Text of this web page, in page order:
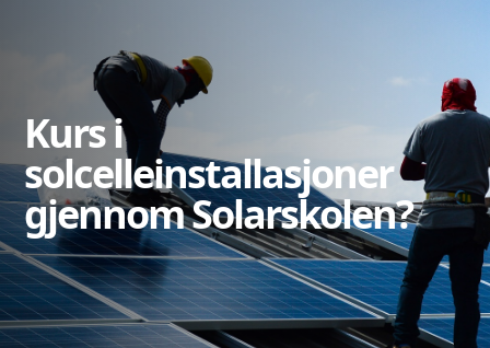
Kurs i
solcelleinstallasjoner
gjennom Solarskolen?